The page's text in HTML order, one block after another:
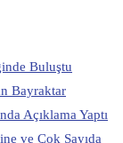
Buluştu
Bayraktar
Açıklama Yaptı
ve Çok Sayıda